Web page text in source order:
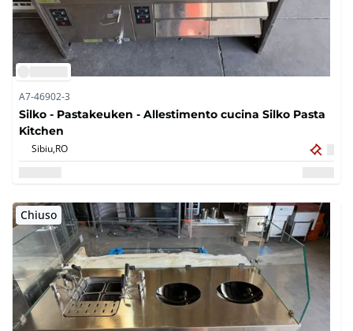
A7-46902-3
Silko - Pastakeuken - Allestimento cucina Silko Pasta
Kitchen
Sibiu,RO
Chiuso